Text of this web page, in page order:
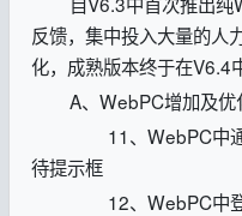
反馈，集中投入大量的人
化，成熟版本终于在V6.4
A、WebPC增加及优
11、WebPC中
待提示框
12、WebPC中